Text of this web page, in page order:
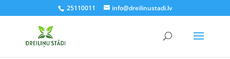
25110011 info@dreilinustadi.lv